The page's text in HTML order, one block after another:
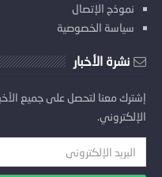
نموذج الإتصال
سياسة الخصوصية
نشرة الأخبار
إشترك معنا لتحصل على جميع
الإلكتروني.